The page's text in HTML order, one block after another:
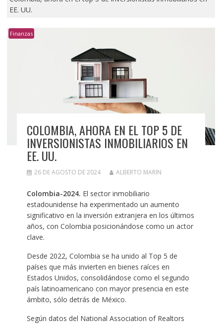
EE. UU.
Finanzas
COLOMBIA, AHORA EN EL TOP 5 DE
INVERSIONISTAS INMOBILIARIOS EN
EE. UU.
26 DE AGOSTO DE 2024 ALBERTO MARIN
Colombia-2024. El sector inmobiliario
estadounidense ha experimentado un aumento
significativo en la inversión extranjera en los últimos
años, con Colombia posicionándose como un actor
clave.
Desde 2022, Colombia se ha unido al Top 5 de
países que más invierten en bienes raíces en
Estados Unidos, consolidándose como el segundo
país latinoamericano con mayor presencia en este
ámbito, sólo detrás de México.
Según datos del National Association of Realtors